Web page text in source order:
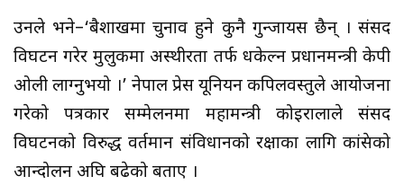
उनले भने–‘बैशाखमा चुनाव हुने कुनै गुन्जायस छैन् । संसद
विघटन गरेर मुलुकमा अस्थीरता तर्फ धकेल्न प्रधानमन्त्री केपी
ओली लाग्नुभयो ।’ नेपाल प्रेस यूनियन कपिलवस्तुले आयोजना
गरेको पत्रकार सम्मेलनमा महामन्त्री कोइरालाले संसद
विघटनको विरुद्ध वर्तमान संविधानको रक्षाका लागि कांग्रेसको
आन्दोलन अघि बढेको बताए ।